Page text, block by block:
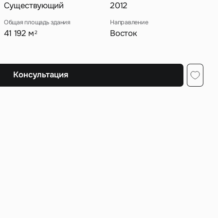
Существующий 2012
Общая площадь здания
41 192 м2
Направление
Восток
Консультация